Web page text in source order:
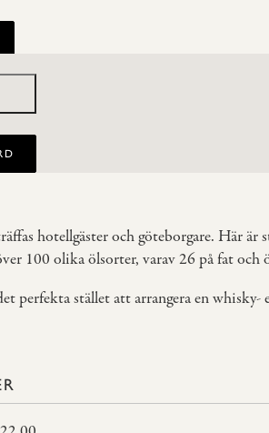
hotellgäster och göteborgare. Här
100 olika ölsorter, varav 26 på fat och
perfekta stället att arrangera en